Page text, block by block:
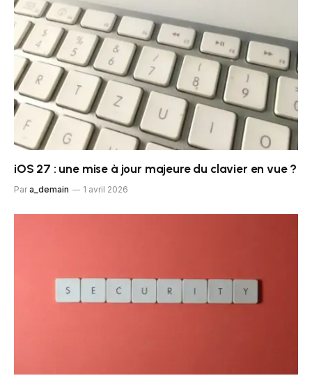
iOS 27 : une mise à jour majeure du clavier en vue ?
Par a_demain 1 avril 2026